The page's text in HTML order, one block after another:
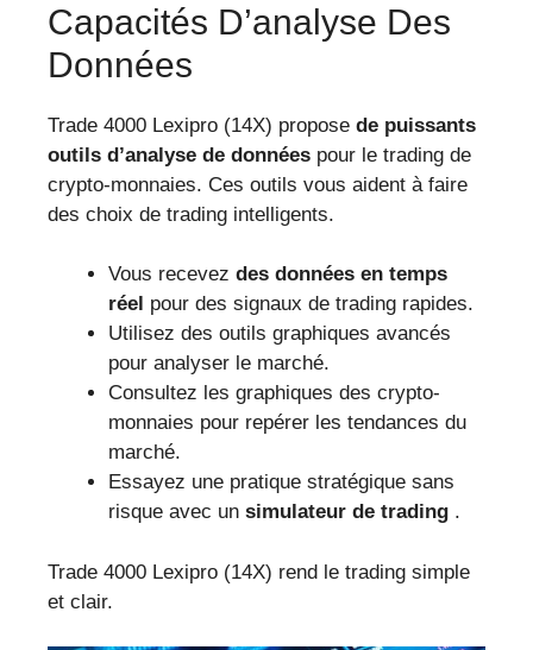
Capacités D’analyse Des
Données
Trade 4000 Lexipro (14X) propose de puissants
outils d’analyse de données pour le trading de
crypto-monnaies. Ces outils vous aident à faire
des choix de trading intelligents.
Vous recevez des données en temps
réel pour des signaux de trading rapides.
Utilisez des outils graphiques avancés
pour analyser le marché.
Consultez les graphiques des crypto-
monnaies pour repérer les tendances du
marché.
Essayez une pratique stratégique sans
risque avec un simulateur de trading .
Trade 4000 Lexipro (14X) rend le trading simple
et clair.